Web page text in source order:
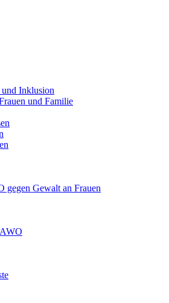
Inklusion
und Familie
gegen Gewalt an Frauen